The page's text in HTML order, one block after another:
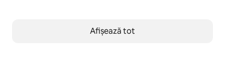
Afișează tot